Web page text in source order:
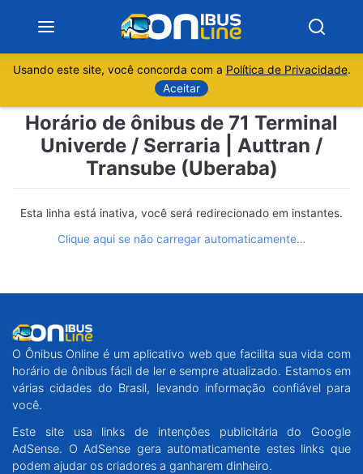
Sobre
Minas Gerais
São Paulo
Espírito Santo
Paraná
Santa Catarina
Centro-Oeste
Usando este site, você concorda com a Política de Privacidade.
Aceitar
Horário de ônibus de 71 Terminal
Univerde / Serraria | Auttran /
Transube (Uberaba)
Esta linha está inativa, você será redirecionado em instantes.
Clique aqui se não carregar automaticamente…
O Ônibus Online é um aplicativo web que facilita sua vida com
horário de ônibus fácil de ler e sempre atualizado. Estamos em
várias cidades do Brasil, levando informação confiável para
você.
Este site usa links de intenções publicitária do Google
AdSense. O AdSense gera automaticamente estes links que
podem ajudar os criadores a ganharem dinheiro.